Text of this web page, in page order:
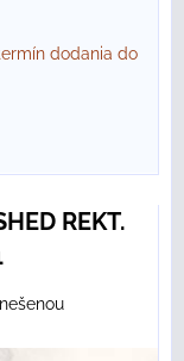
dodania do
REKT.